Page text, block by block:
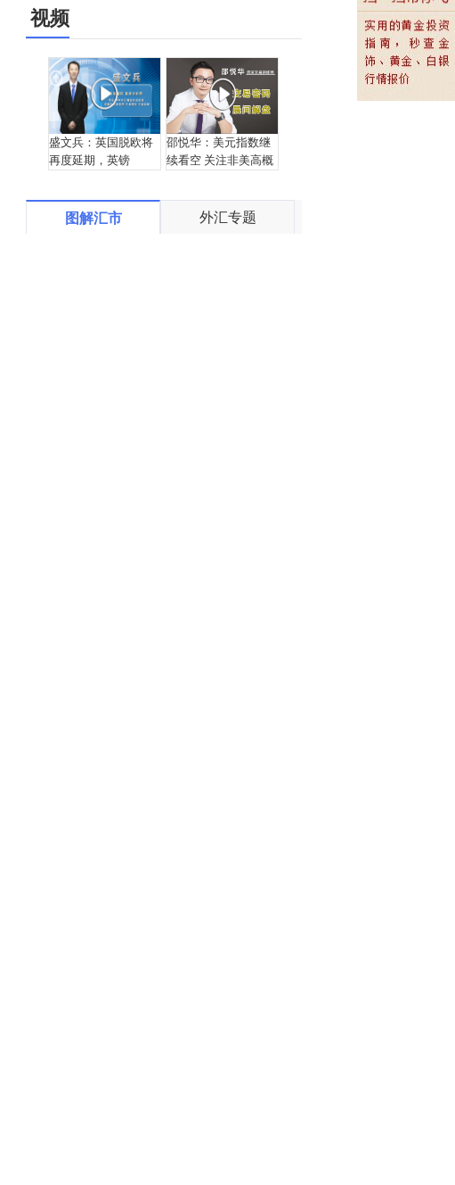
视频
盛文兵：英国脱欧将
再度延期，英镑
邵悦华：美元指数继
续看空 关注非美高概
图解汇市 外汇专题